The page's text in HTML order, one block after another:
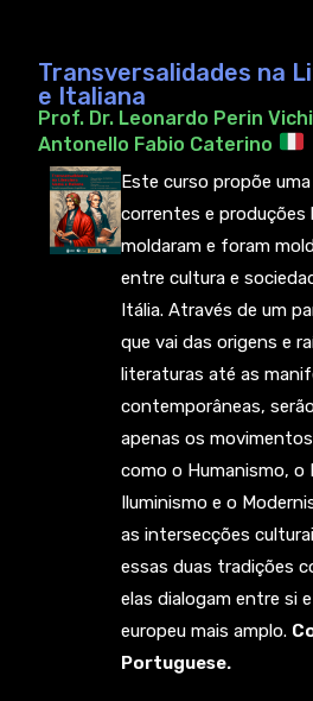
Transversalidades na
e Italiana
Prof. Dr. Leonardo Perin
Antonello Fabio Caterino
Este curso propõe
correntes e produções
moldaram e foram
entre cultura e
Itália. Através de um
que vai das origens e
literaturas até as
contemporâneas,
apenas os
como o Humanismo, o
Iluminismo e o
as intersecções
essas duas tradições
elas dialogam entre si
europeu mais amplo.
Portuguese.